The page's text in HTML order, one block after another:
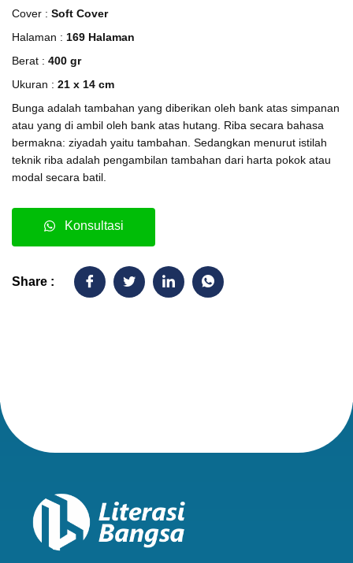
Cover : Soft Cover
Halaman : 169 Halaman
Berat : 400 gr
Ukuran : 21 x 14 cm
Bunga adalah tambahan yang diberikan oleh bank atas simpanan
atau yang di ambil oleh bank atas hutang. Riba secara bahasa
bermakna: ziyadah yaitu tambahan. Sedangkan menurut istilah
teknik riba adalah pengambilan tambahan dari harta pokok atau
modal secara batil.
Konsultasi
Share :